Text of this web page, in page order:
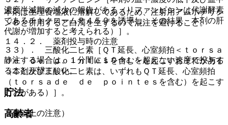
本剤は生理食塩液に溶解してあるため、注射用アムホテリシ
ンＢと併用すると白濁を生ずるので混注を避けること。
１４．２． 薬剤投与時の注意
静注する場合は、１分間に１０ｍＬを超えない速度で投与す
ることが望ましい。
貯法
（保管上の注意）
濃度半減期の減少の報告がある（リファンピシンは代謝酵素
であるチトクロームＰ４５０を誘導し、その結果、本剤の肝
代謝が増加すると考えられる）］。
３３）． 三酸化二ヒ素［ＱＴ延長、心室頻拍＜ｔｏｒｓａ
ｄｅ ｄｅ ｐｏｉｎｔｅｓを含む＞を起こすおそれがある
（本剤及び三酸化二ヒ素は、いずれもＱＴ延長、心室頻拍
（ｔｏｒｓａｄｅ ｄｅ ｐｏｉｎｔｅｓを含む）を起こす
ことがある）］。
高齢者